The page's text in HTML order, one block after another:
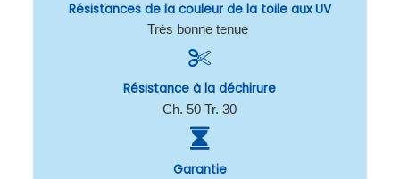
Résistances de la couleur de la toile aux UV
Très bonne tenue
Résistance à la déchirure
Ch. 50 Tr. 30
Garantie